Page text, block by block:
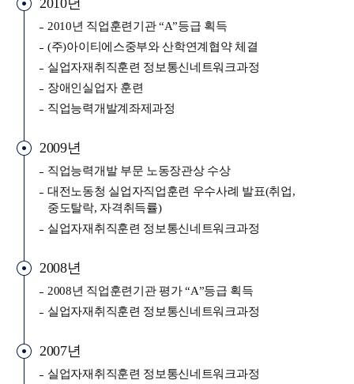
2010년
2010년 직업훈련기관 “A”등급 획득
(주)아이티에스중부와 산학연계협약 체결
실업자재취직훈련 정보통신네트워크과정
장애인실업자 훈련
직업능력개발계좌제과정
2009년
직업능력개발 부문 노동장관상 수상
대전노동청 실업자직업훈련 우수사례 발표(취업,
중도탈락, 자격취득률)
실업자재취직훈련 정보통신네트워크과정
2008년
2008년 직업훈련기관 평가 “A”등급 획득
실업자재취직훈련 정보통신네트워크과정
2007년
실업자재취직훈련 정보통신네트워크과정